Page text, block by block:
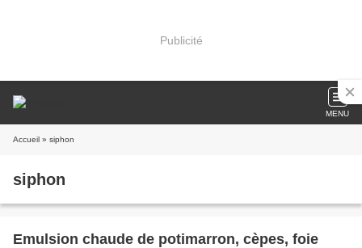
Publicité
MENU
Accueil » siphon
siphon
Emulsion chaude de potimarron, cèpes, foie